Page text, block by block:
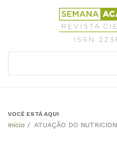
Revista
Científica
Semana
Back
VOCÊ ESTÁ AQUI
Início / ATUAÇÃO DO